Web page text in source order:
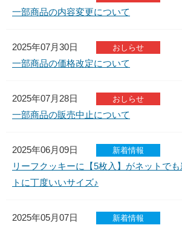
一部商品の内容変更について
2025年07月30日 おしらせ
一部商品の価格改定について
2025年07月28日 おしらせ
一部商品の販売中止について
2025年06月09日 新着情報
リーフクッキーに【5枚入】がネットで
トに丁度いいサイズ♪
2025年05月07日 新着情報